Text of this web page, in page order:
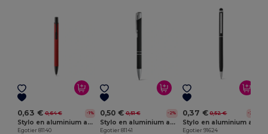
0,63 € 0,64 € -1%
Stylo en aluminium avec finition en caoutchouc
Egotier 81140
0,50 € 0,51 € -2%
Stylo en aluminium avec finition en caoutchouc
Egotier 81141
0,37 € 0,52 € -28%
Egotier 91624